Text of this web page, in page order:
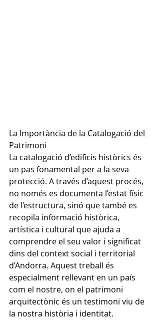
La Importància de la Catalogació del
Patrimoni
La catalogació d’edificis històrics és
un pas fonamental per a la seva
protecció. A través d’aquest procés,
no només es documenta l’estat físic
de l’estructura, sinó que també es
recopila informació històrica,
artística i cultural que ajuda a
comprendre el seu valor i significat
dins del context social i territorial
d’Andorra. Aquest treball és
especialment rellevant en un país
com el nostre, on el patrimoni
arquitectònic és un testimoni viu de
la nostra història i identitat.